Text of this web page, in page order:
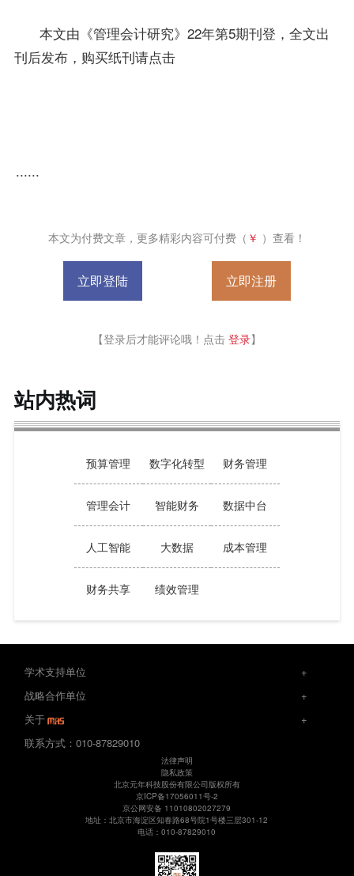
本文由《管理会计研究》22年第5期刊登，全文出
刊后发布，购买纸刊请点击
......
本文为付费文章，更多精彩内容可付费（ ￥ ）查看！
立即登陆 立即注册
【登录后才能评论哦！点击 登录】
站内热词
预算管理 数字化转型 财务管理
管理会计 智能财务 数据中台
人工智能 大数据 成本管理
财务共享 绩效管理
学术支持单位
+
战略合作单位
+
关于
+
联系方式：010-87829010
法律声明
隐私政策
北京元年科技股份有限公司版权所有
京ICP备17056011号-2
京公网安备 11010802027279
地址：北京市海淀区知春路68号院1号楼三层301-12
电话：010-87829010